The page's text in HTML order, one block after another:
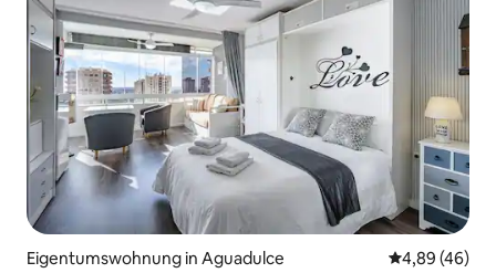
Eigentumswohnung in Aguadulce
4,89 (46)